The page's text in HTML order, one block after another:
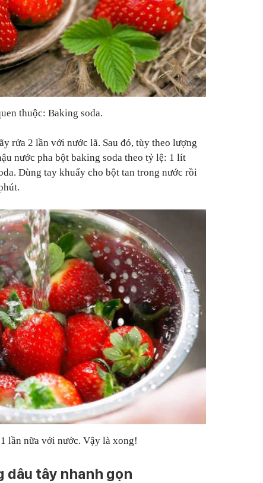
thuộc: Baking soda.
rửa 2 lần với nước lã. Sau đó, tùy theo lượng
nước pha bột baking soda theo tỷ lệ: 1 lít
Dùng tay khuấy cho bột tan trong nước rồi
lần nữa với nước. Vậy là xong!
dâu tây nhanh gọn